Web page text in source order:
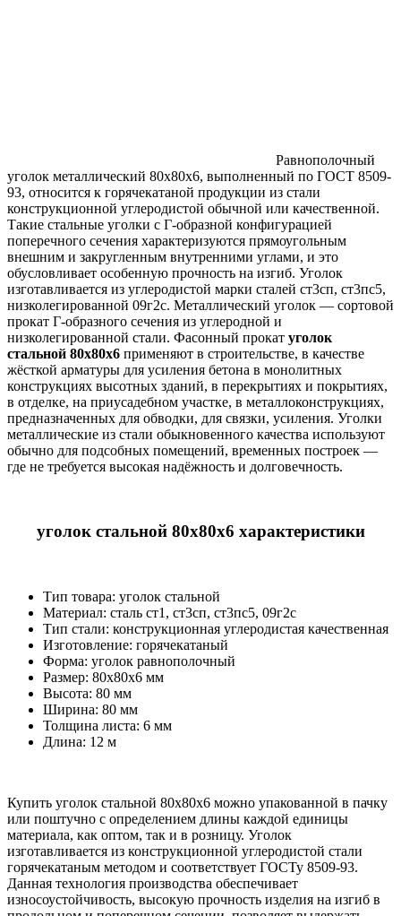
Равнополочный
уголок металлический 80х80х6, выполненный по ГОСТ 8509-
93, относится к горячекатаной продукции из стали
конструкционной углеродистой обычной или качественной.
Такие стальные уголки с Г-образной конфигурацией
поперечного сечения характеризуются прямоугольным
внешним и закругленным внутренними углами, и это
обусловливает особенную прочность на изгиб. Уголок
изготавливается из углеродистой марки сталей ст3сп, ст3пс5,
низколегированной 09г2с. Металлический уголок — сортовой
прокат Г-образного сечения из углеродной и
низколегированной стали. Фасонный прокат уголок
стальной 80х80х6 применяют в строительстве, в качестве
жёсткой арматуры для усиления бетона в монолитных
конструкциях высотных зданий, в перекрытиях и покрытиях,
в отделке, на приусадебном участке, в металлоконструкциях,
предназначенных для обводки, для связки, усиления. Уголки
металлические из стали обыкновенного качества используют
обычно для подсобных помещений, временных построек —
где не требуется высокая надёжность и долговечность.
уголок стальной 80х80х6 характеристики
Тип товара: уголок стальной
Материал: cталь ст1, ст3сп, ст3пс5, 09г2с
Тип стали: конструкционная углеродистая качественная
Изготовление: горячекатаный
Форма: уголок равнополочный
Размер: 80х80х6 мм
Высота: 80 мм
Ширина: 80 мм
Толщина листа: 6 мм
Длина: 12 м
Купить уголок стальной 80х80х6 можно упакованной в пачку
или поштучно с определением длины каждой единицы
материала, как оптом, так и в розницу. Уголок
изготавливается из конструкционной углеродистой стали
горячекатаным методом и соответствует ГОСТу 8509-93.
Данная технология производства обеспечивает
износоустойчивость, высокую прочность изделия на изгиб в